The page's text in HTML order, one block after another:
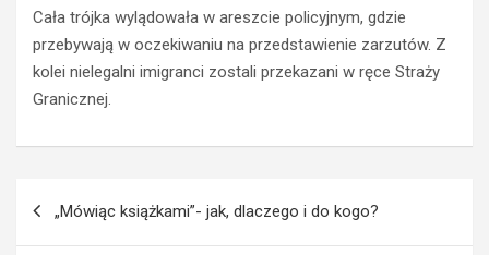
Cała trójka wylądowała w areszcie policyjnym, gdzie
przebywają w oczekiwaniu na przedstawienie zarzutów. Z
kolei nielegalni imigranci zostali przekazani w ręce Straży
Granicznej.
wpisu
„Mówiąc książkami”- jak, dlaczego i do kogo?
a
w
o
a
d
a
p
a
z
z
a
a
m
p